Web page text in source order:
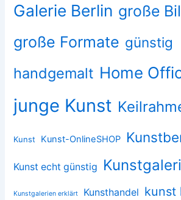
Galerie Berlin große
große Formate günstig
handgemalt Home
junge Kunst
Kunst Kunst-OnlineSHOP
Kunst echt günstig
Kunstgalerien erklärt Kunsthandel kunst